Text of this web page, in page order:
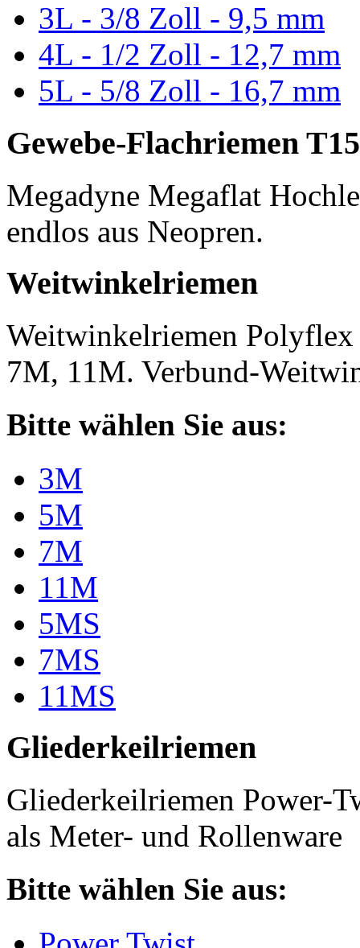
3L - 3/8 Zoll - 9,5 mm
4L - 1/2 Zoll - 12,7 mm
5L - 5/8 Zoll - 16,7 mm
Gewebe-Flachriemen
Megadyne Megaflat
endlos aus Neopren.
Weitwinkelriemen
Weitwinkelriemen
7M, 11M. Verbund-
Bitte wählen Sie aus:
3M
5M
7M
11M
5MS
7MS
11MS
Gliederkeilriemen
Gliederkeilriemen Power-
als Meter- und Rollenware
Bitte wählen Sie aus: